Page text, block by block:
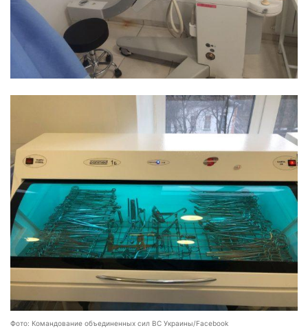
Фото: Командование объединенных сил ВС Украины/Facebook